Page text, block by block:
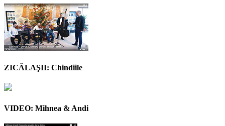
ZICĂLAŞII: Chindiile
VIDEO: Mihnea & Andi